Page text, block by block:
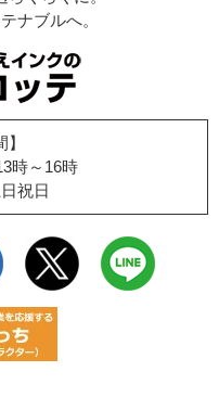
ナブルへ。
時～16時
祝日